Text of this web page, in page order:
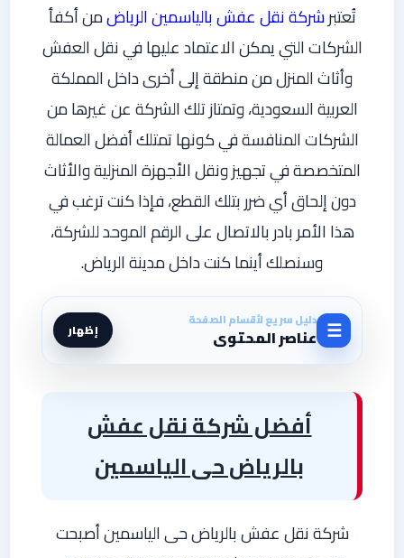
تُعتبرشركة نقل عفش بالياسمين الرياضمن أكفأ
الشركات التي يمكن الاعتماد عليها في نقل العفش
وأثاث المنزل من منطقة إلى أخرى داخل المملكة
العربية السعودية، وتمتاز تلك الشركة عن غيرها من
الشركات المنافسة في كونها تمتلك أفضل العمالة
المتخصصة في تجهيز ونقل الأجهزة المنزلية والأثاث
دون إلحاق أي ضرر بتلك القطع، فإذا كنت ترغب في
هذا الأمر بادر بالاتصال على الرقم الموحد للشركة،
وسنصلك أينما كنت داخل مدينة الرياض.
☰ دليل سريع لأقسام الصفحة
عناصر المحتوى إظهار
أفضل شركة نقل عفش
بالرياض حى الياسمين
شركة نقل عفش بالرياض حى الياسمين أصبحت